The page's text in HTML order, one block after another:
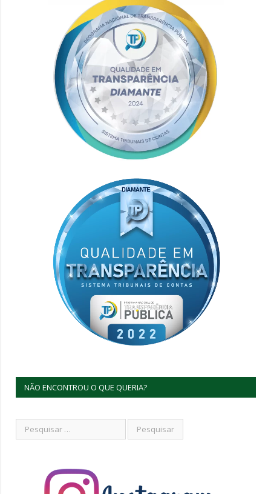
NÃO ENCONTROU O QUE QUERIA?